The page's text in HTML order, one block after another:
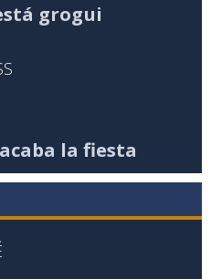
grogui
acaba la fiesta